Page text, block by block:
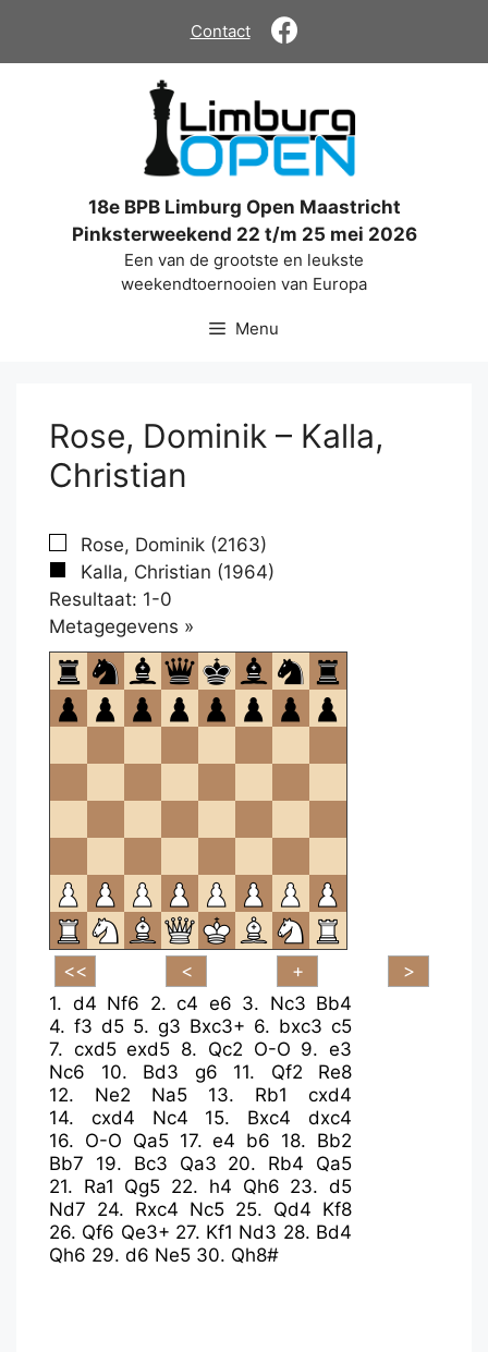
de
Contact
18e BPB Limburg Open Maastricht
Pinksterweekend 22 t/m 25 mei 2026
Een van de grootste en leukste
weekendtoernooien van Europa
Menu
Rose, Dominik – Kalla,
Christian
Rose, Dominik (2163)
Kalla, Christian (1964)
Resultaat: 1-0
Metagegevens »
om
te
openen.
1. d4 Nf6 2. c4 e6 3. Nc3 Bb4
4. f3 d5 5. g3 Bxc3+ 6. bxc3 c5
7. cxd5 exd5 8. Qc2 O-O 9.e3
Nc6
10. Bd3 g6 11. Qf2
Re8
12. Ne2 Na5 13. Rb1
cxd4
14. cxd4 Nc4 15. Bxc4
dxc4
16. O-O Qa5 17.e4 b6 18. Bb2
Bb7
19. Bc3 Qa3 20. Rb4
Qa5
21. Ra1 Qg5 22. h4 Qh6 23.d5
Nd7 24. Rxc4 Nc5 25. Qd4 Kf8
26. Qf6 Qe3+ 27. Kf1 Nd3 28. Bd4
Qh6 29. d6 Ne5 30. Qh8#